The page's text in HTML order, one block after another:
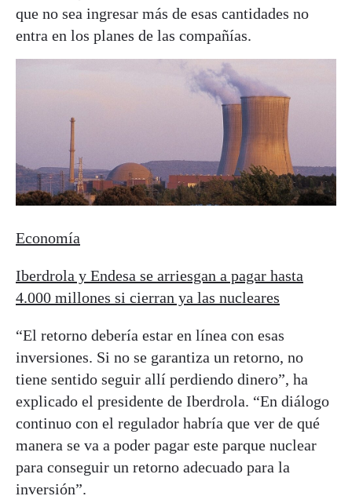
que no sea ingresar más de esas cantidades no
entra en los planes de las compañías.
Economía
Iberdrola y Endesa se arriesgan a pagar hasta
4.000 millones si cierran ya las nucleares
“El retorno debería estar en línea con esas
inversiones. Si no se garantiza un retorno, no
tiene sentido seguir allí perdiendo dinero”, ha
explicado el presidente de Iberdrola. “En diálogo
continuo con el regulador habría que ver de qué
manera se va a poder pagar este parque nuclear
para conseguir un retorno adecuado para la
inversión”.